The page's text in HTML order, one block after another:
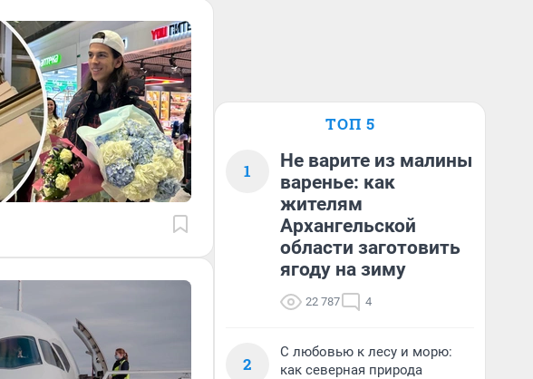
ТОП 5
1
Не варите из малины
варенье: как
жителям
Архангельской
области заготовить
ягоду на зиму
22 787 4
2
С любовью к лесу и морю:
как северная природа